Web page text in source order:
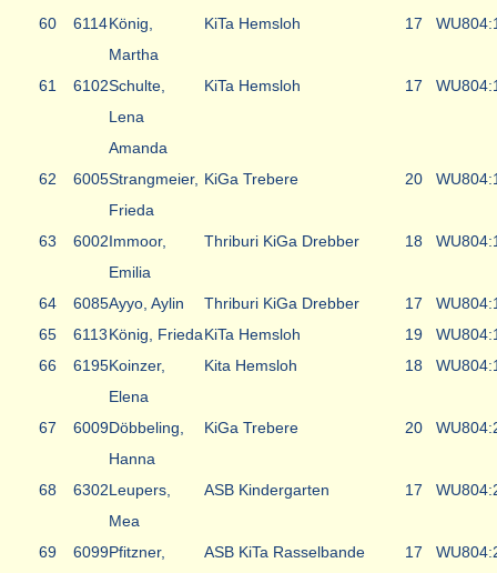
60
6114König,
Martha
KiTa Hemsloh 17 WU8
61 6102Schulte,
Lena
Amanda
KiTa Hemsloh 17 WU8
62 6005Strangmeier,
Frieda
KiGa Trebere 20 WU8
63 6002Immoor,
Emilia
Thriburi KiGa Drebber 18 WU8
64 6085Ayyo, Aylin Thriburi KiGa Drebber 17 WU8
65
6113König, FriedaKiTa Hemsloh 19 WU8
66
6195Koinzer,
Elena
Kita Hemsloh 18 WU8
67 6009Döbbeling,
Hanna
KiGa Trebere 20 WU8
68 6302Leupers,
Mea
ASB Kindergarten 17 WU8
69 6099Pfitzner,
ASB KiTa Rasselbande 17 WU8